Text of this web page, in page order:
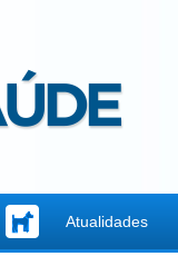
Atualidades